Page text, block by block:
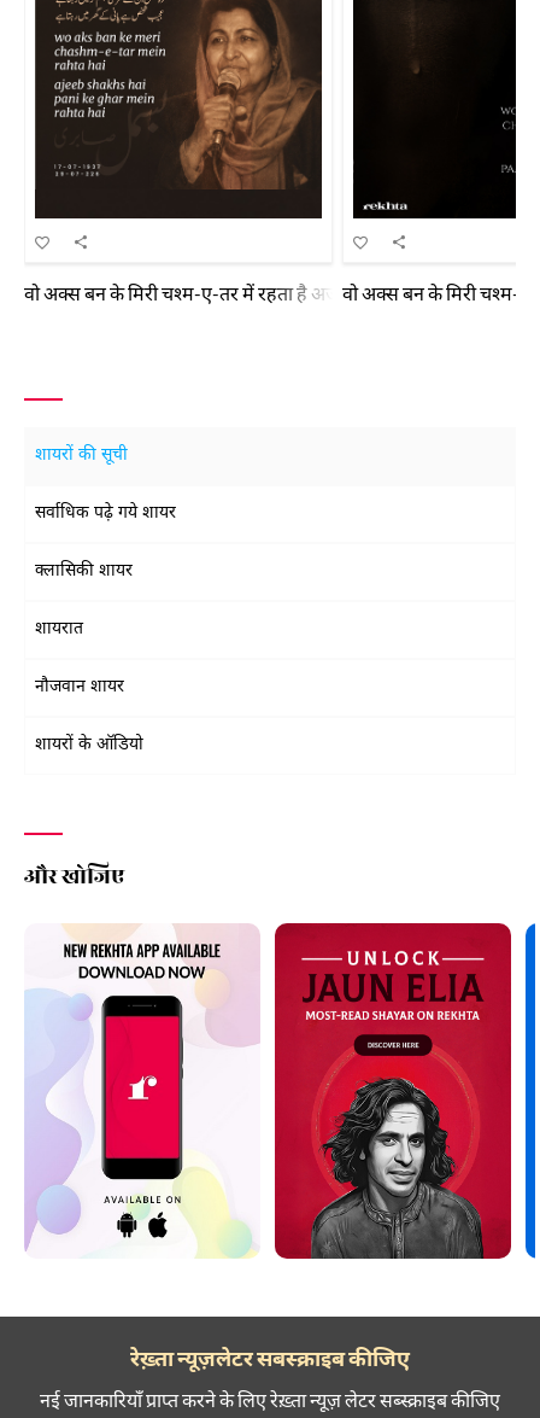
वो अक्स बन के मिरी चश्म-ए-तर में रहता है अजीब शख़्स है पानी के घर में
वो अक्स बन के मिरी चश्म-
शायरों की सूची
सर्वाधिक पढ़े गये शायर
क्लासिकी शायर
शायरात
नौजवान शायर
शायरों के ऑडियो
और खोजिए
रेख़्ता न्यूज़लेटर सबस्क्राइब कीजिए
नई जानकारियाँ प्राप्त करने के लिए रेख़्ता न्यूज़ लेटर सब्स्क्राइब कीजिए